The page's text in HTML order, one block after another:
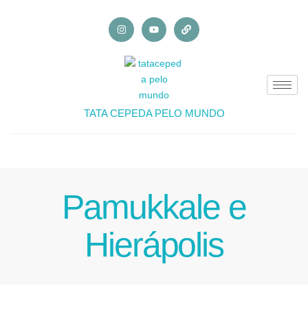
TATA CEPEDA PELO MUNDO
Pamukkale e
Hierápolis